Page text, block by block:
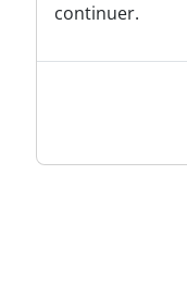
continuer.